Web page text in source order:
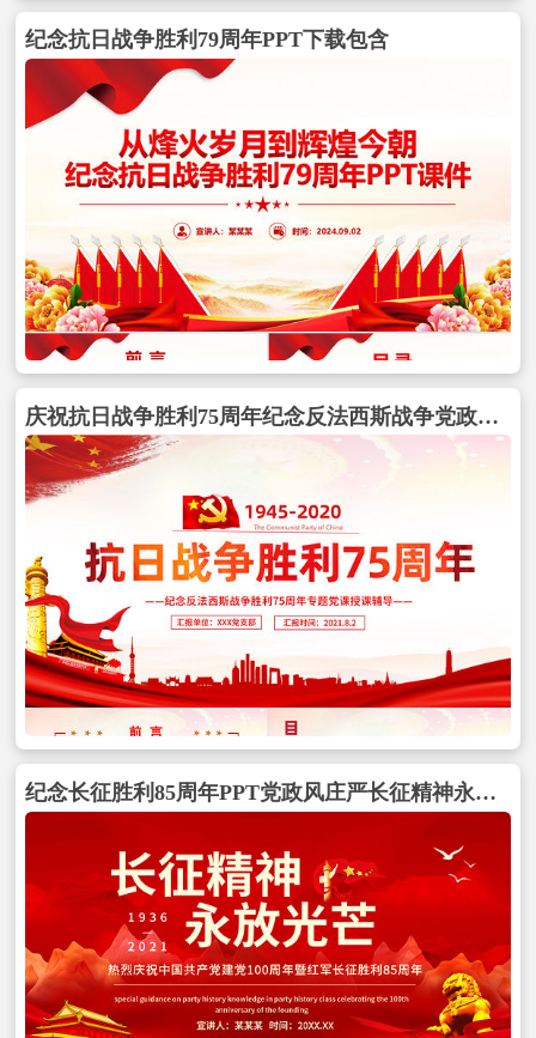
纪念抗日战争胜利79周年PPT下载包含
庆祝抗日战争胜利75周年纪念反法西斯战争党政风专题党课PPT包含
纪念长征胜利85周年PPT党政风庄严长征精神永放光芒缅怀革命先烈重温峥嵘岁月建党百年专题党课PPT包含